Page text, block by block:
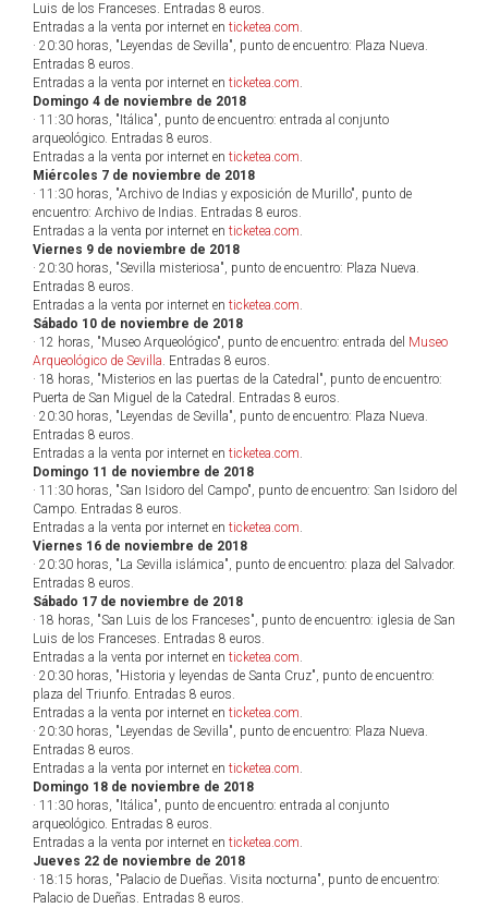
Luis de los Franceses. Entradas 8 euros.
Entradas a la venta por internet en ticketea.com.
· 20:30 horas, "Leyendas de Sevilla", punto de encuentro: Plaza Nueva.
Entradas 8 euros.
Entradas a la venta por internet en ticketea.com.
Domingo 4 de noviembre de 2018
· 11:30 horas, "Itálica", punto de encuentro: entrada al conjunto
arqueológico. Entradas 8 euros.
Entradas a la venta por internet en ticketea.com.
Miércoles 7 de noviembre de 2018
· 11:30 horas, "Archivo de Indias y exposición de Murillo", punto de
encuentro: Archivo de Indias. Entradas 8 euros.
Entradas a la venta por internet en ticketea.com.
Viernes 9 de noviembre de 2018
· 20:30 horas, "Sevilla misteriosa", punto de encuentro: Plaza Nueva.
Entradas 8 euros.
Entradas a la venta por internet en ticketea.com.
Sábado 10 de noviembre de 2018
· 12 horas, "Museo Arqueológico", punto de encuentro: entrada del Museo
Arqueológico de Sevilla. Entradas 8 euros.
· 18 horas, "Misterios en las puertas de la Catedral", punto de encuentro:
Puerta de San Miguel de la Catedral. Entradas 8 euros.
· 20:30 horas, "Leyendas de Sevilla", punto de encuentro: Plaza Nueva.
Entradas 8 euros.
Entradas a la venta por internet en ticketea.com.
Domingo 11 de noviembre de 2018
· 11:30 horas, "San Isidoro del Campo", punto de encuentro: San Isidoro del
Campo. Entradas 8 euros.
Entradas a la venta por internet en ticketea.com.
Viernes 16 de noviembre de 2018
· 20:30 horas, "La Sevilla islámica", punto de encuentro: plaza del Salvador.
Entradas 8 euros.
Sábado 17 de noviembre de 2018
· 18 horas, "San Luis de los Franceses", punto de encuentro: iglesia de San
Luis de los Franceses. Entradas 8 euros.
Entradas a la venta por internet en ticketea.com.
· 20:30 horas, "Historia y leyendas de Santa Cruz", punto de encuentro:
plaza del Triunfo. Entradas 8 euros.
Entradas a la venta por internet en ticketea.com.
· 20:30 horas, "Leyendas de Sevilla", punto de encuentro: Plaza Nueva.
Entradas 8 euros.
Entradas a la venta por internet en ticketea.com.
Domingo 18 de noviembre de 2018
· 11:30 horas, "Itálica", punto de encuentro: entrada al conjunto
arqueológico. Entradas 8 euros.
Entradas a la venta por internet en ticketea.com.
Jueves 22 de noviembre de 2018
· 18:15 horas, "Palacio de Dueñas. Visita nocturna", punto de encuentro:
Palacio de Dueñas. Entradas 8 euros.